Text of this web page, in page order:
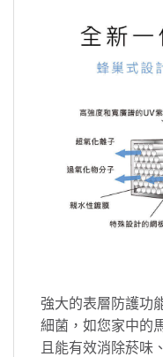
強大的表層防護功
細菌，如您家中的
且能有效消除菸味